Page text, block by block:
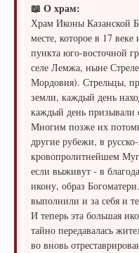
📖 О храм:
Храм Иконы Казанской
месте, которое в 17
пункта юго-восточной
селе Лемжа, ныне
Мордовия). Стрельцы,
земли, каждый день
каждый день
Многим позже их
другие рубежи, в
кровопролитнейшем
если выживут - в
икону, образ
выполнили и за себя и
И теперь эта большая
тайно передавалась
во вновь